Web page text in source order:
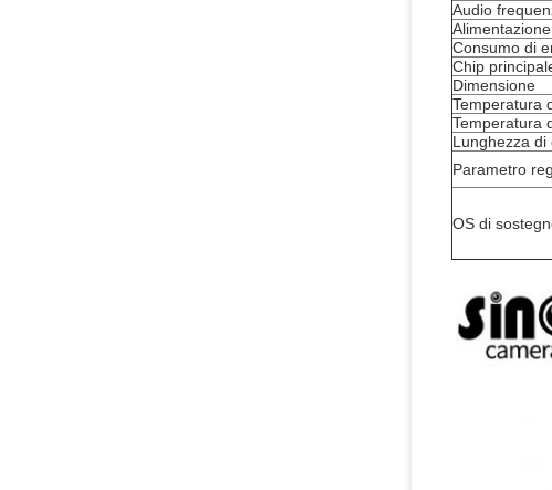
Audio
Consumo di
Chip
Dimensione
Temperatura
Temperatura
Lunghezza di
Parametro
OS di